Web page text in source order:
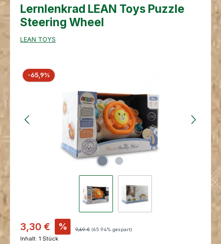
Lernlenkrad LEAN Toys Puzzle
Steering Wheel
LEAN TOYS
Bildergalerie überspringen
-65,9% Rabatt
Verkaufspreis:
3,30 € % Regulärer Preis:
9,69 € (65.94% gespart)
Inhalt: 1 Stück